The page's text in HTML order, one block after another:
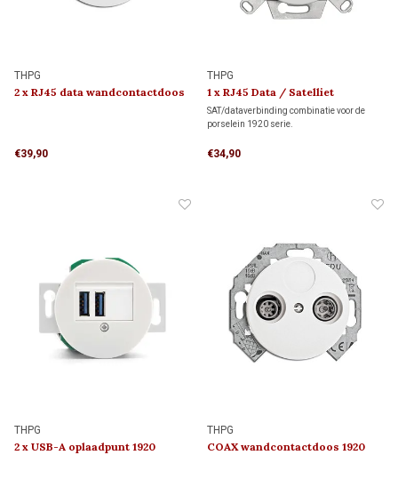
THPG
2 x RJ45 data wandcontactdoos
€39,90
THPG
1 x RJ45 Data / Satelliet
wandcontactdoos 1920
SAT/dataverbinding combinatie voor de
porselein 1920 serie.
€34,90
THPG
2 x USB-A oplaadpunt 1920
THPG
COAX wandcontactdoos 1920